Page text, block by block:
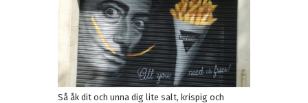
Så åk dit och unna dig lite salt, krispig och